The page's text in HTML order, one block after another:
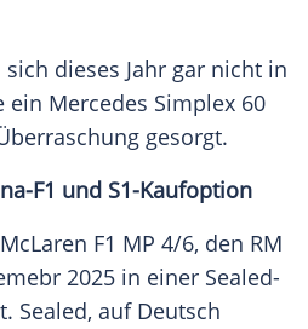
dieses Jahr gar nicht in
ein Mercedes Simplex 60
gesorgt.
F1 und S1-Kaufoption
F1 MP 4/6, den RM
2025 in einer Sealed-
Sealed, auf Deutsch